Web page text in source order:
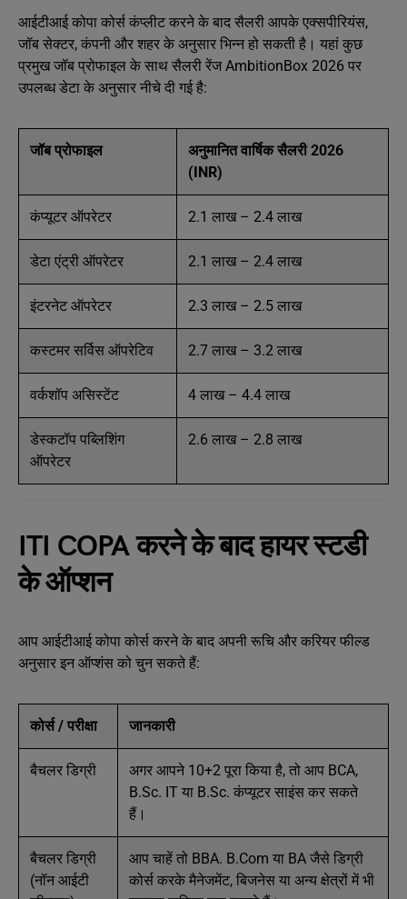
आईटीआई कोपा कोर्स कंप्लीट करने के बाद सैलरी आपके एक्सपीरियंस,
जॉब सेक्टर, कंपनी और शहर के अनुसार भिन्न हो सकती है। यहां कुछ
प्रमुख जॉब प्रोफाइल के साथ सैलरी रेंज AmbitionBox 2026 पर
उपलब्ध डेटा के अनुसार नीचे दी गई है:
जॉब प्रोफाइल
अनुमानित वार्षिक सैलरी 2026
(INR)
कंप्यूटर ऑपरेटर 2.1 लाख – 2.4 लाख
डेटा एंट्री ऑपरेटर 2.1 लाख – 2.4 लाख
इंटरनेट ऑपरेटर 2.3 लाख – 2.5 लाख
कस्टमर सर्विस ऑपरेटिव 2.7 लाख – 3.2 लाख
वर्कशॉप असिस्टेंट 4 लाख – 4.4 लाख
डेस्कटॉप पब्लिशिंग
ऑपरेटर
2.6 लाख – 2.8 लाख
ITI COPA करने के बाद हायर स्टडी
के ऑप्शन
आप आईटीआई कोपा कोर्स करने के बाद अपनी रूचि और करियर फील्ड
अनुसार इन ऑप्शंस को चुन सकते हैं:
कोर्स / परीक्षा जानकारी
बैचलर डिग्री
अगर आपने 10+2 पूरा किया है, तो आप BCA,
B.Sc. IT या B.Sc. कंप्यूटर साइंस कर सकते
हैं।
बैचलर डिग्री
(नॉन आईटी
आप चाहें तो BBA. B.Com या BA जैसे डिग्री
कोर्स करके मैनेजमेंट, बिजनेस या अन्‍य क्षेत्रों में भी